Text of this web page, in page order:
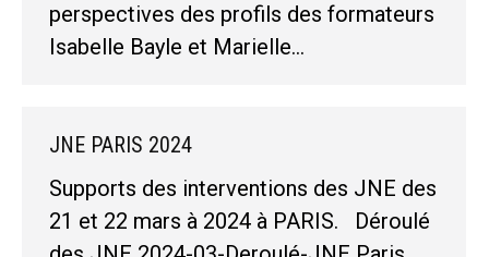
perspectives des profils des formateurs
Isabelle Bayle et Marielle…
JNE PARIS 2024
Supports des interventions des JNE des
21 et 22 mars à 2024 à PARIS. Déroulé